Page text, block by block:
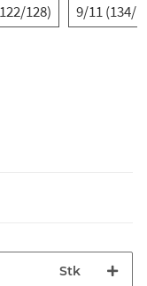
128) 9/11 (134/
Stk